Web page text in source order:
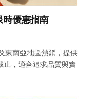
時優惠指南
東南亞地區熱銷，提供
止，適合追求品質與實